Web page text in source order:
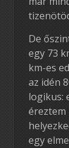
De
egy 73
km-es
az idén
logikus:
éreztem
egy